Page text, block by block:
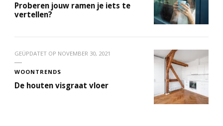
Proberen jouw ramen je iets te
vertellen?
GEÜPDATET OP NOVEMBER 30, 2021
WOONTRENDS
De houten visgraat vloer